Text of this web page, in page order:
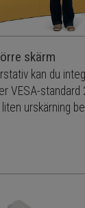
skärm
kan du
VESA-
urskärning